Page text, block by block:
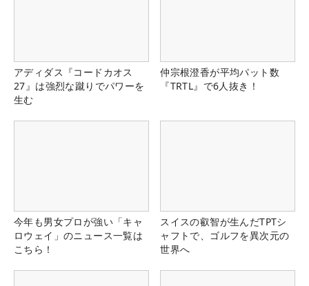
アディダス『コードカオス
27』は強烈な蹴りでパワーを
生む
仲宗根澄香が平均パット数
『TRTL』で6人抜き！
今年も男女プロが強い「キャ
ロウェイ」のニュース一覧は
こちら！
スイスの叡智が生んだTPTシ
ャフトで、ゴルフを異次元の
世界へ